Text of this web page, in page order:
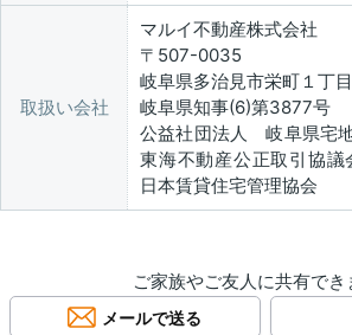
取扱い会社
マルイ不動産株式会社
〒507-0035
岐阜県多治見市栄町１丁
岐阜県知事(6)第3877号
公益社団法人 岐阜県宅
東海不動産公正取引協議
日本賃貸住宅管理協会
ご家族やご友人に共有でき
メールで送る